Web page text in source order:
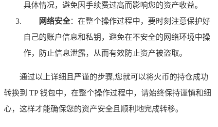
具体情况，避免因手续费过高而影响您的资产收益。
网络安全：在整个操作过程中，要时刻注意保护好
自己的账户信息和私钥，避免在不安全的网络环境中操
作，防止信息泄露，从而有效防止资产被盗取。
通过以上详细且严谨的步骤,您就可以将火币的持仓成功
转换到 TP 钱包中，在整个操作过程中，请始终保持谨慎和细
心，这样才能确保您的资产安全且顺利地完成转移。